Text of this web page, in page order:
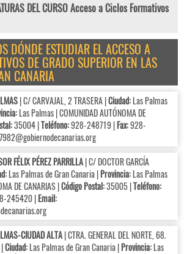
DEL CURSO Acceso a Ciclos Formativos
DÓNDE ESTUDIAR EL ACCESO A
DE GRADO SUPERIOR EN LAS
CANARIA
| C/ CARVAJAL, 2 TRASERA |Ciudad:Las Palmas
Las Palmas | COMUNIDAD AUTÓNOMA DE
35004 |Teléfono:928-248719 |Fax:928-
FÉLIX PÉREZ PARRILLA| C/ DOCTOR GARCÍA
Las Palmas de Gran Canaria |Provincia:Las Palmas
DE CANARIAS |Código Postal:35005 |Teléfono:
245420 |Email:
CIUDAD ALTA| CTRA. GENERAL DEL NORTE, 68.
|Ciudad:Las Palmas de Gran Canaria |Provincia:Las